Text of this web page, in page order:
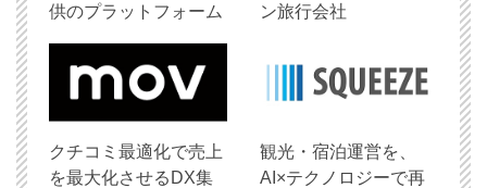
供のプラットフォーム
ン旅行会社
クチコミ最適化で売上
を最大化させるDX集
観光・宿泊運営を、
AI×テクノロジーで再